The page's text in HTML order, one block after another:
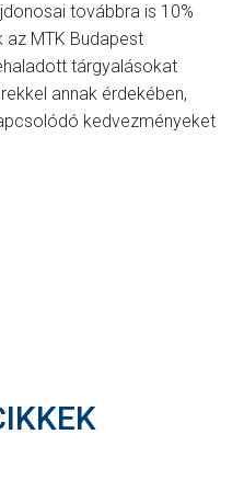
továbbra is 10%
az MTK Budapest
tárgyalásokat
annak érdekében,
kedvezményeket